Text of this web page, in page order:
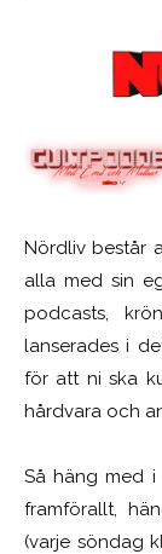
Nördliv består
alla med sin
podcasts,
lanserades i
för att ni ska
hårdvara och
Så häng med i
framförallt,
(varje söndag